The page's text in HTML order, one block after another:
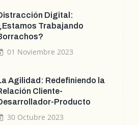
Digital:
Trabajando
01 Noviembre 2023
Agilidad: Redefiniendo la
Cliente-
Producto
30 Octubre 2023